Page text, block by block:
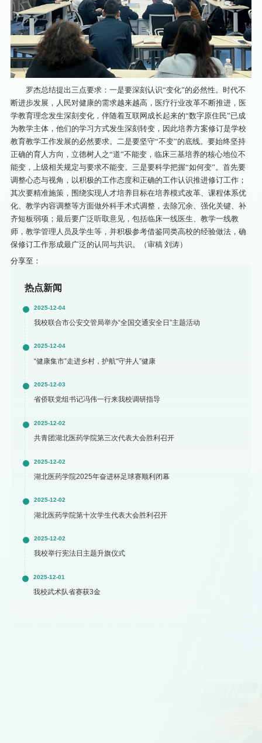
罗杰总结提出三点要求：一是要深刻认识“变化”的必然性。时代不
断进步发展，人民对健康的需求越来越高，医疗行业改革不断推进，医
学教育理念发生深刻变化，伴随着互联网成长起来的“数字原住民”已成
为教学主体，他们的学习方式发生深刻转变，因此培养方案修订是学校
教育教学工作发展的必然要求。二是要坚守“不变”的底线。要始终坚持
正确的育人方向，立德树人之“道”不能变，临床三基培养的核心地位不
能变，上级相关规定与要求不能变。三是要科学把握“如何变”。首先要
调整心态与视角，以积极的工作态度和正确的工作认识推进修订工作；
其次要精准施策，围绕实现人才培养目标在培养模式改革、课程体系优
化、教学内容调整等方面做外科手术式调整，去除冗余、强化关键、补
齐短板弱项；最后要广泛听取意见，包括临床一线医生、教学一线教
师，教学管理人员及学生等，并积极参考借鉴同类高校的经验做法，确
保修订工作形成最广泛的认同与共识。（审稿 刘涛）
分享至：
热点新闻
2025-12-04
我校联合市公安交管局举办“全国交通安全日”主题活动
2025-12-04
“健康集市”走进乡村，护航“守井人”健康
2025-12-03
省侨联党组书记冯伟一行来我校调研指导
2025-12-02
共青团湖北医药学院第三次代表大会胜利召开
2025-12-02
湖北医药学院2025年奋进杯足球赛顺利闭幕
2025-12-02
湖北医药学院第十次学生代表大会胜利召开
2025-12-02
我校举行宪法日主题升旗仪式
2025-12-01
我校武术队省赛获3金